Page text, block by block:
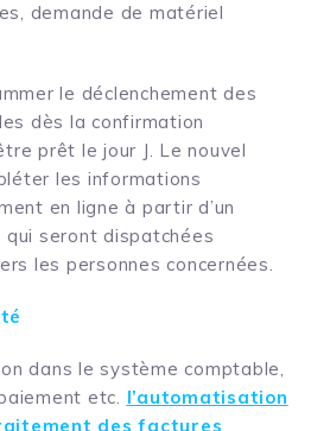
demande de matériel
le déclenchement des
dès la confirmation
prêt le jour J. Le nouvel
les informations
en ligne à partir d’un
seront dispatchées
les personnes concernées.
dans le système comptable,
etc. l’automatisation
des factures